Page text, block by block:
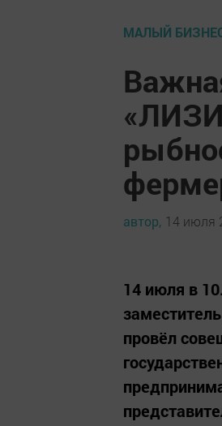
МАЛЫЙ
автор, 14 июля
14 июля в
провёл